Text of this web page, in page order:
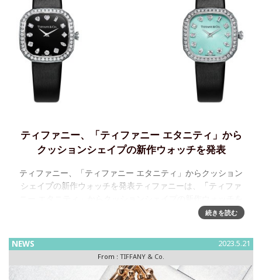
ティファニー、「ティファニー エタニティ」から
クッションシェイプの新作ウォッチを発表
ティファニー、「ティファニー エタニティ」からクッション
シェイプの新作ウォッチを発表ティファニーは、「ティファ
発表いたしました。このウォッチは、世界最高峰のダイヤモ
続きを読む
NEWS 2023.5.21
From : TIFFANY & Co.